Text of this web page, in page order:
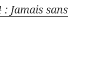
Jamais sans